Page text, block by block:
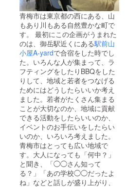
青梅市は東京都の西にある、山
もあり川もある自然豊かな町で
す。 最初にこの企画がうまれた
のは、御岳駅近くにある駅前山
小屋A-yardで合宿をした時でし
た。いろんな人が集まって、ラ
フティングをしたりBBQをした
りして、地域と若者をつなげる
ためにはどうしたらいいか考え
ました。若者がたくさん集まる
ことが大切なのか、地域に貢献
できる活動をしたらいいのか、
イベントのお手伝いをしたらい
いのか、いろいろ考えました。
青梅市はとっても広い地域で
す。大人になっても「何中？」
と聞き、「◯◯さん知って
る？」「あの学校◯◯だったよ
ね」などと話しが盛り上がり、